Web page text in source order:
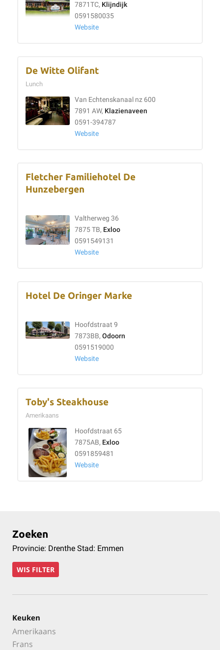
7871TC, Klijndijk
0591580035
Website
De Witte Olifant
Lunch
Van Echtenskanaal nz 600
7891 AW, Klazienaveen
0591-394787
Website
Fletcher Familiehotel De
Hunzebergen
Valtherweg 36
7875 TB, Exloo
0591549131
Website
Hotel De Oringer Marke
Hoofdstraat 9
7873BB, Odoorn
0591519000
Website
Toby's Steakhouse
Amerikaans
Hoofdstraat 65
7875AB, Exloo
0591859481
Website
Zoeken
Provincie: Drenthe Stad: Emmen
WIS FILTER
Keuken
Amerikaans
Frans